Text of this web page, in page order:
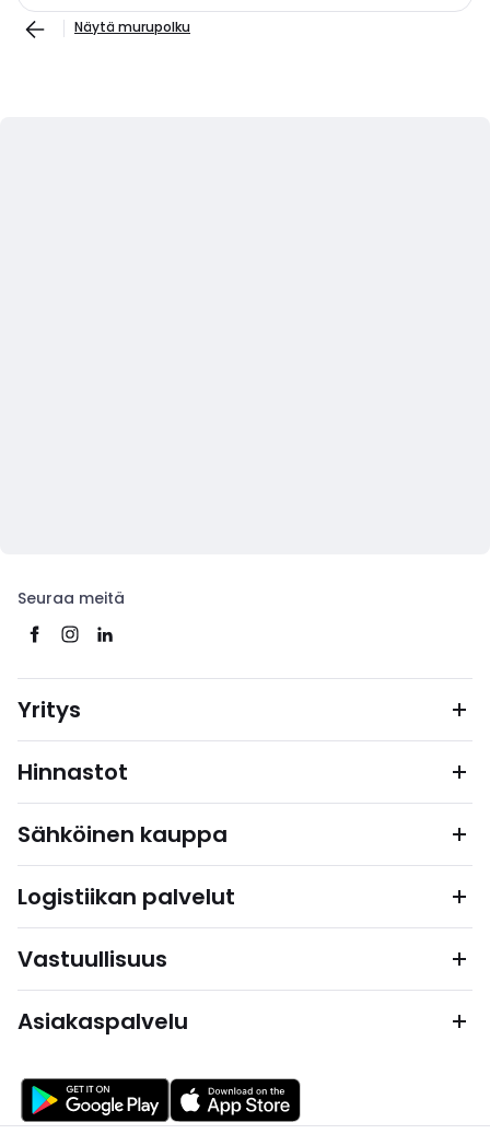
Näytä murupolku
Seuraa meitä
Yritys
Hinnastot
Sähköinen kauppa
Logistiikan palvelut
Vastuullisuus
Asiakaspalvelu